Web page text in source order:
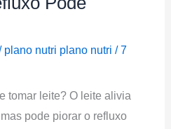
plano nutri plano nutri/7
tomar leite? O leite alivia
pode piorar o refluxo